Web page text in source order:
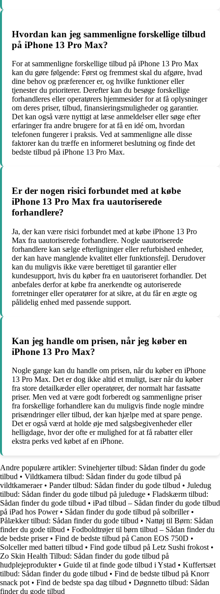
Hvordan kan jeg sammenligne forskellige tilbud
på iPhone 13 Pro Max?
For at sammenligne forskellige tilbud på iPhone 13 Pro Max
kan du gøre følgende: Først og fremmest skal du afgøre, hvad
dine behov og præferencer er, og hvilke funktioner eller
tjenester du prioriterer. Derefter kan du besøge forskellige
forhandleres eller operatørers hjemmesider for at få oplysninger
om deres priser, tilbud, finansieringsmuligheder og garantier.
Det kan også være nyttigt at læse anmeldelser eller søge efter
erfaringer fra andre brugere for at få en idé om, hvordan
telefonen fungerer i praksis. Ved at sammenligne alle disse
faktorer kan du træffe en informeret beslutning og finde det
bedste tilbud på iPhone 13 Pro Max.
Er der nogen risici forbundet med at købe
iPhone 13 Pro Max fra uautoriserede
forhandlere?
Ja, der kan være risici forbundet med at købe iPhone 13 Pro
Max fra uautoriserede forhandlere. Nogle uautoriserede
forhandlere kan sælge efterligninger eller refurbished enheder,
der kan have manglende kvalitet eller funktionsfejl. Derudover
kan du muligvis ikke være berettiget til garantier eller
kundesupport, hvis du køber fra en uautoriseret forhandler. Det
anbefales derfor at købe fra anerkendte og autoriserede
forretninger eller operatører for at sikre, at du får en ægte og
pålidelig enhed med passende support.
Kan jeg handle om prisen, når jeg køber en
iPhone 13 Pro Max?
Nogle gange kan du handle om prisen, når du køber en iPhone
13 Pro Max. Det er dog ikke altid et muligt, især når du køber
fra store detailkæder eller operatører, der normalt har fastsatte
priser. Men ved at være godt forberedt og sammenligne priser
fra forskellige forhandlere kan du muligvis finde nogle mindre
prisændringer eller tilbud, der kan hjælpe med at spare penge.
Det er også værd at holde øje med salgsbegivenheder eller
helligdage, hvor der ofte er mulighed for at få rabatter eller
ekstra perks ved købet af en iPhone.
Andre populære artikler: Svinehjerter tilbud: Sådan finder du gode
tilbud • Vildtkamera tilbud: Sådan finder du gode tilbud på
vildtkameraer• Pander tilbud: Sådan finder du gode tilbud • Juledug
tilbud: Sådan finder du gode tilbud på juleduge • Fladskærm tilbud:
Sådan finder du gode tilbud • iPad tilbud – Sådan finder du gode tilbud
på iPad hos Power• Sådan finder du gode tilbud på solbriller•
Pålækker tilbud: Sådan finder du gode tilbud • Nattøj til Børn: Sådan
finder du gode tilbud • Fodboldtrøjer til børn tilbud – Sådan finder du
de bedste priser• Find de bedste tilbud på Canon EOS 750D •
Solceller med batteri tilbud • Find gode tilbud på Letz Sushi frokost •
Zo Skin Health Tilbud: Sådan finder du gode tilbud på
hudplejeprodukter• Guide til at finde gode tilbud i Ystad • Kuffertsæt
tilbud: Sådan finder du gode tilbud • Find de bedste tilbud på Knorr
snack pot • Find de bedste spa dag tilbud • Døgnnetto tilbud: Sådan
finder du gode tilbud